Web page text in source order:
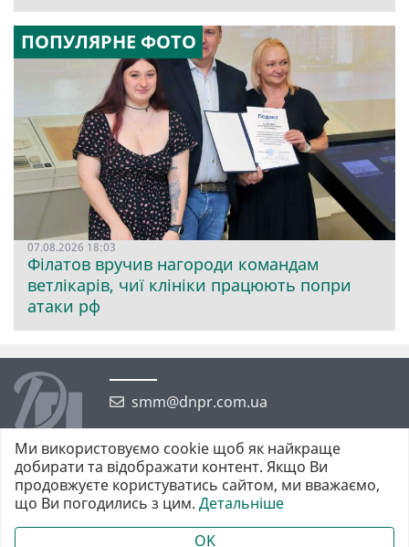
ПОПУЛЯРНЕ ФОТО
07.08.2026 18:03
Філатов вручив нагороди командам
ветлікарів, чиї клініки працюють попри
атаки рф
smm@dnpr.com.ua
©2026 https://dnpr.com.ua Дніпровська порадниця
Всі права захищені. При повному або частковому використанні
Ми використовуємо cookie щоб як найкраще
добирати та відображати контент. Якщо Ви
продовжуєте користуватись сайтом, ми вважаємо,
що Ви погодились з цим. Детальніше
OK